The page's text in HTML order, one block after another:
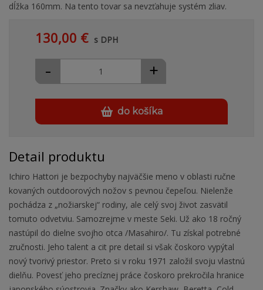
dĺžka 160mm. Na tento tovar sa nevzťahuje systém zliav.
130,00 € s DPH
+
-
do košíka
Detail produktu
Ichiro Hattori je bezpochyby najväčšie meno v oblasti ručne
kovaných outdoorových nožov s pevnou čepeľou. Nielenže
pochádza z „nožiarskej“ rodiny, ale celý svoj život zasvätil
tomuto odvetviu. Samozrejme v meste Seki. Už ako 18 ročný
nastúpil do dielne svojho otca /Masahiro/. Tu získal potrebné
zručnosti. Jeho talent a cit pre detail si však čoskoro vypýtal
nový tvorivý priestor. Preto si v roku 1971 založil svoju vlastnú
dielňu. Povesť jeho precíznej práce čoskoro prekročila hranice